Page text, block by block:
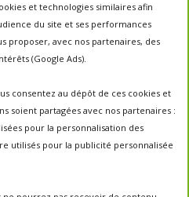
et technologies similaires afin
du site et ses performances
proposer, avec nos partenaires, des
(Google Ads).
consentez au dépôt de ces cookies et
soient partagées avec nos partenaires :
pour la personnalisation des
utilisés pour la publicité personnalisée
abeilles animation
apiculture
Jacquot et Yves Robert
fleurs la vie de la
production;abeilles
miel
parrainage de ruche
une ruche pesticides
ruche récolte